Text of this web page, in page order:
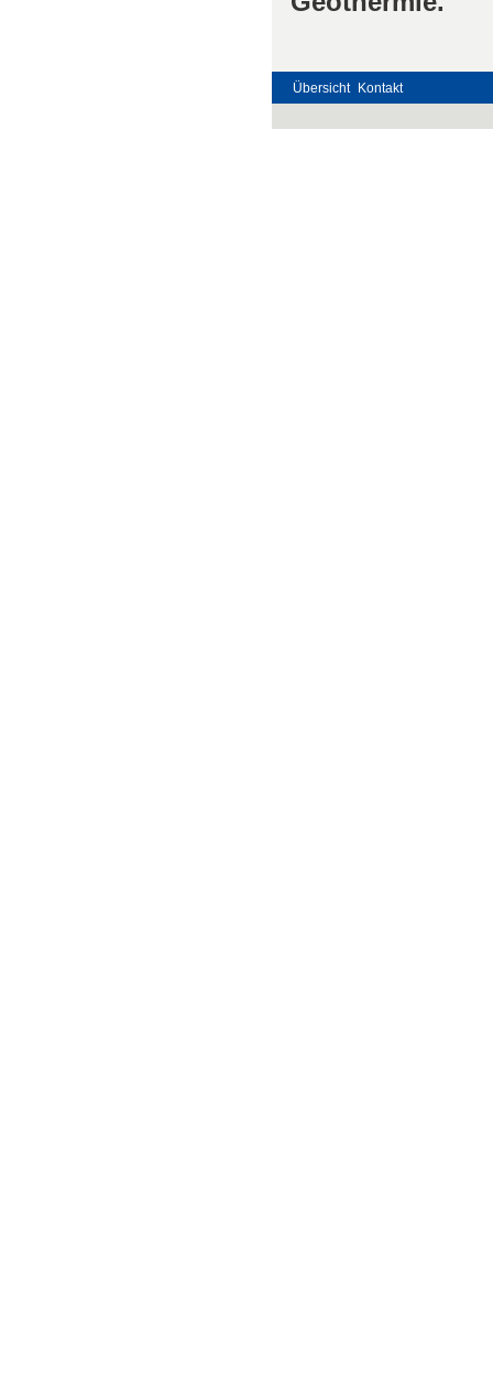
Übersicht Kontakt